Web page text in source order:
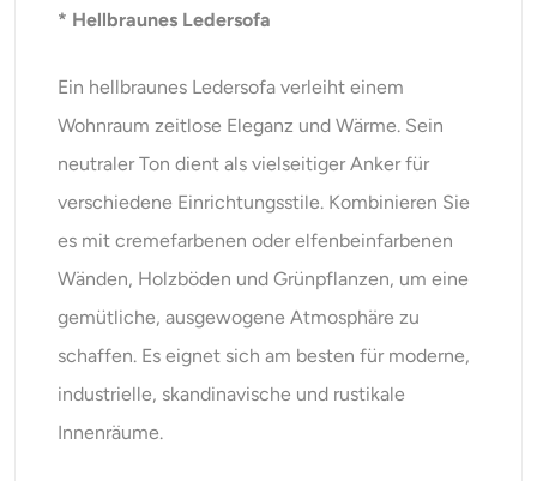
* Hellbraunes Ledersofa
Ein hellbraunes Ledersofa verleiht einem
Wohnraum zeitlose Eleganz und Wärme. Sein
neutraler Ton dient als vielseitiger Anker für
verschiedene Einrichtungsstile. Kombinieren Sie
es mit cremefarbenen oder elfenbeinfarbenen
Wänden, Holzböden und Grünpflanzen, um eine
gemütliche, ausgewogene Atmosphäre zu
schaffen. Es eignet sich am besten für moderne,
industrielle, skandinavische und rustikale
Innenräume.